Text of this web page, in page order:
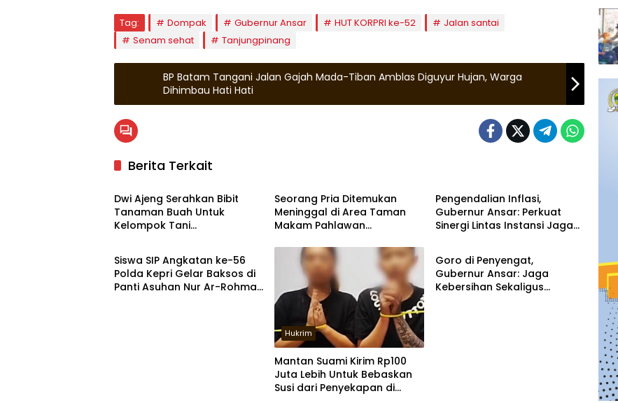
Tag: Dompak Gubernur Ansar HUT KORPRI ke-52
Jalan santai
Senam sehat
Tanjungpinang
BP Batam Tangani Jalan Gajah Mada-Tiban Amblas Diguyur Hujan, Warga
Dihimbau Hati Hati
Berita Terkait
Tanjungpinang
Dwi Ajeng Serahkan Bibit
Tanaman Buah Untuk
Kelompok Tani
Seorang Pria Ditemukan
Meninggal di Area Taman
Makam Pahlawan
Pengendalian Inflasi,
Gubernur Ansar: Perkuat
Sinergi Lintas Instansi Jaga
Tanjungpinang
Siswa SIP Angkatan ke-56
Polda Kepri Gelar Baksos di
Panti Asuhan Nur Ar-Rohman
Hukrim
Mantan Suami Kirim Rp100
Juta Lebih Untuk Bebaskan
Susi dari Penyekapan di
Kepulauan Riau
Goro di Penyengat,
Gubernur Ansar: Jaga
Kebersihan Sekaligus